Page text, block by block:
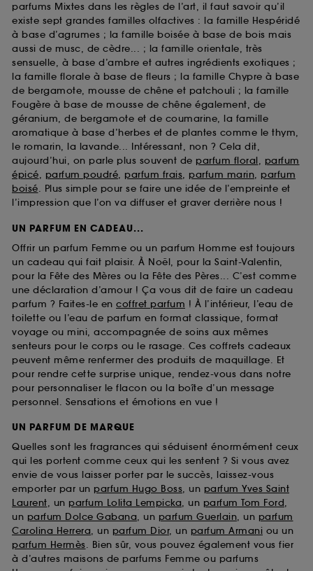
parfums Mixtes dans les règles de l’art, il faut savoir qu’il
existe sept grandes familles olfactives : la famille Hespéridé
à base d’agrumes ; la famille boisée à base de bois mais
aussi de musc, de cèdre... ; la famille orientale, très
sensuelle, à base d’ambre et autres ingrédients exotiques ;
la famille florale à base de fleurs ; la famille Chypre à base
de bergamote, mousse de chêne et patchouli ; la famille
Fougère à base de mousse de chêne également, de
géranium, de bergamote et de coumarine, la famille
aromatique à base d’herbes et de plantes comme le thym,
le romarin, la lavande... Intéressant, non ? Cela dit,
aujourd’hui, on parle plus souvent de parfum floral, parfum
épicé, parfum poudré, parfum frais, parfum marin, parfum
boisé. Plus simple pour se faire une idée de l’empreinte et
l’impression que l’on va diffuser et graver derrière nous !
UN PARFUM EN CADEAU...
Offrir un parfum Femme ou un parfum Homme est toujours
un cadeau qui fait plaisir. À Noël, pour la Saint-Valentin,
pour la Fête des Mères ou la Fête des Pères... C’est comme
une déclaration d’amour ! Ça vous dit de faire un cadeau
parfum ? Faites-le en coffret parfum ! À l’intérieur, l’eau de
toilette ou l’eau de parfum en format classique, format
voyage ou mini, accompagnée de soins aux mêmes
senteurs pour le corps ou le rasage. Ces coffrets cadeaux
peuvent même renfermer des produits de maquillage. Et
pour rendre cette surprise unique, rendez-vous dans notre
pour personnaliser le flacon ou la boîte d’un message
personnel. Sensations et émotions en vue !
UN PARFUM DE MARQUE
Quelles sont les fragrances qui séduisent énormément ceux
qui les portent comme ceux qui les sentent ? Si vous avez
envie de vous laisser porter par le succès, laissez-vous
emporter par un parfum Hugo Boss, un parfum Yves Saint
Laurent, un parfum Lolita Lempicka, un parfum Tom Ford,
un parfum Dolce Gabana, un parfum Guerlain, un parfum
Carolina Herrera, un parfum Dior, un parfum Armani ou un
parfum Hermès. Bien sûr, vous pouvez également vous fier
à d’autres maisons de parfums Femme ou parfums